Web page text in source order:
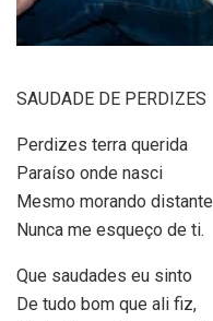
SAUDADE DE PERDIZES
Perdizes terra querida
Paraíso onde nasci
Mesmo morando distante
Nunca me esqueço de ti.
Que saudades eu sinto
De tudo bom que ali fiz,